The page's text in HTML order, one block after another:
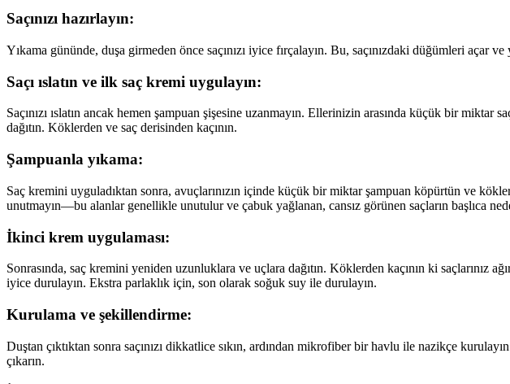
Saçınızı hazırlayın:
Yıkama gününde, duşa girmeden önce saçınızı iyice fırçalayın. Bu, saçınızdaki düğümleri açar ve
Saçı ıslatın ve ilk saç kremi uygulayın:
Saçınızı ıslatın ancak hemen şampuan şişesine uzanmayın. Ellerinizin arasında küçük bir miktar
dağıtın. Köklerden ve saç derisinden kaçının.
Şampuanla yıkama:
Saç kremini uyguladıktan sonra, avuçlarınızın içinde küçük bir miktar şampuan köpürtün ve
unutmayın—bu alanlar genellikle unutulur ve çabuk yağlanan, cansız görünen saçların başlıca
İkinci krem uygulaması:
Sonrasında, saç kremini yeniden uzunluklara ve uçlara dağıtın. Köklerden kaçının ki saçlarınız
iyice durulayın. Ekstra parlaklık için, son olarak soğuk suy ile durulayın.
Kurulama ve şekillendirme:
Duştan çıktıktan sonra saçınızı dikkatlice sıkın, ardından mikrofiber bir havlu ile nazikçe
çıkarın.